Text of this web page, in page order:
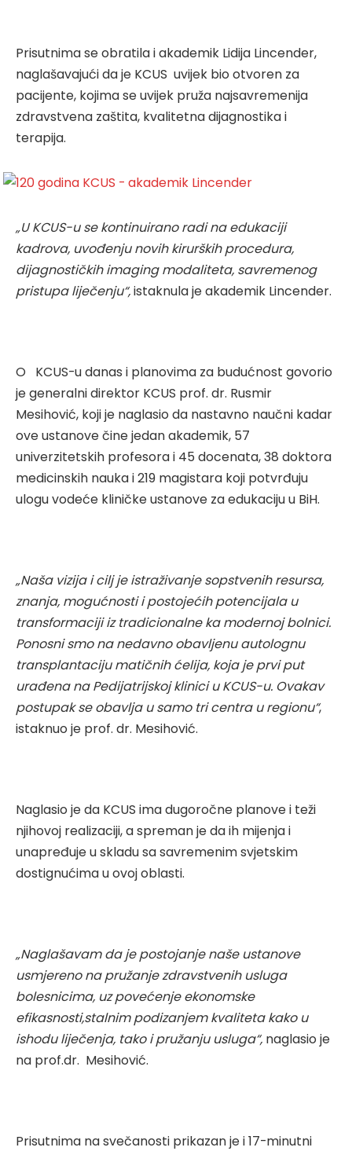
Prisutnima se obratila i akademik Lidija Lincender,
naglašavajući da je KCUS uvijek bio otvoren za
pacijente, kojima se uvijek pruža najsavremenija
zdravstvena zaštita, kvalitetna dijagnostika i
terapija.
„U KCUS-u se kontinuirano radi na edukaciji
kadrova, uvođenju novih kirurških procedura,
dijagnostičkih imaging modaliteta, savremenog
pristupa liječenju“,istaknula je akademik Lincender.
O KCUS-u danas i planovima za budućnost govorio
je generalni direktor KCUS prof. dr. Rusmir
Mesihović, koji je naglasio da nastavno naučni kadar
ove ustanove čine jedan akademik, 57
univerzitetskih profesora i 45 docenata, 38 doktora
medicinskih nauka i 219 magistara koji potvrđuju
ulogu vodeće kliničke ustanove za edukaciju u BiH.
„Naša vizija i cilj je istraživanje sopstvenih resursa,
znanja, mogućnosti i postojećih potencijala u
transformaciji iz tradicionalne ka modernoj bolnici.
Ponosni smo na nedavno obavljenu autolognu
transplantaciju matičnih ćelija, koja je prvi put
urađena na Pedijatrijskoj klinici u KCUS-u. Ovakav
postupak se obavlja u samo tri centra u regionu“,
istaknuo je prof. dr. Mesihović.
Naglasio je da KCUS ima dugoročne planove i teži
njihovoj realizaciji, a spreman je da ih mijenja i
unapređuje u skladu sa savremenim svjetskim
dostignućima u ovoj oblasti.
„Naglašavam da je postojanje naše ustanove
usmjereno na pružanje zdravstvenih usluga
bolesnicima, uz povećenje ekonomske
efikasnosti,stalnim podizanjem kvaliteta kako u
ishodu liječenja, tako i pružanju usluga“, naglasio je
na prof.dr. Mesihović.
Prisutnima na svečanosti prikazan je i 17-minutni